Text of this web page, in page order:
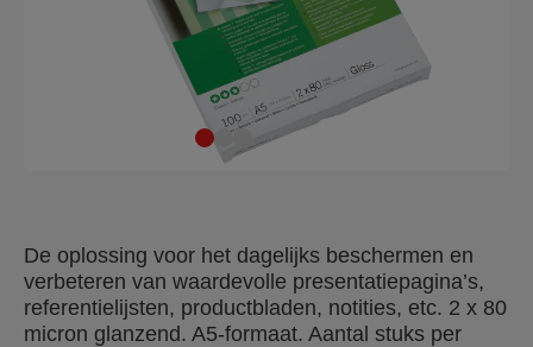
De oplossing voor het dagelijks beschermen en
verbeteren van waardevolle presentatiepagina’s,
referentielijsten, productbladen, notities, etc. 2 x 80
micron glanzend. A5-formaat. Aantal stuks per